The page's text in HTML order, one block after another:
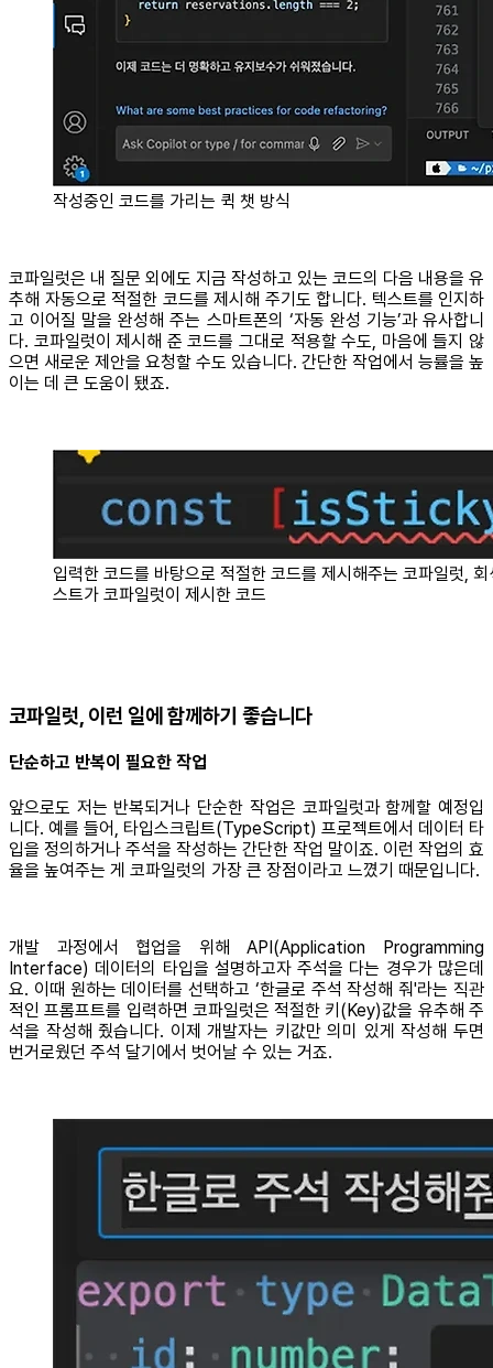
작성중인 코드를 가리는 퀵 챗 방식
코파일럿은 내 질문 외에도 지금 작성하고 있는 코드의 다음 내용을 유
추해 자동으로 적절한 코드를 제시해 주기도 합니다. 텍스트를 인지하
고 이어질 말을 완성해 주는 스마트폰의 ‘자동 완성 기능’과 유사합니
다. 코파일럿이 제시해 준 코드를 그대로 적용할 수도, 마음에 들지 않
으면 새로운 제안을 요청할 수도 있습니다. 간단한 작업에서 능률을 높
이는 데 큰 도움이 됐죠.
입력한 코드를 바탕으로 적절한 코드를 제시해주는 코파일럿, 회
스트가 코파일럿이 제시한 코드
코파일럿, 이런 일에 함께하기 좋습니다
단순하고 반복이 필요한 작업
앞으로도 저는 반복되거나 단순한 작업은 코파일럿과 함께할 예정입
니다. 예를 들어, 타입스크립트(TypeScript) 프로젝트에서 데이터 타
입을 정의하거나 주석을 작성하는 간단한 작업 말이죠. 이런 작업의 효
율을 높여주는 게 코파일럿의 가장 큰 장점이라고 느꼈기 때문입니다.
개발 과정에서 협업을 위해 API(Application Programming
Interface) 데이터의 타입을 설명하고자 주석을 다는 경우가 많은데
요. 이때 원하는 데이터를 선택하고 ‘한글로 주석 작성해 줘'라는 직관
적인 프롬프트를 입력하면 코파일럿은 적절한 키(Key)값을 유추해 주
석을 작성해 줬습니다. 이제 개발자는 키값만 의미 있게 작성해 두면
번거로웠던 주석 달기에서 벗어날 수 있는 거죠.